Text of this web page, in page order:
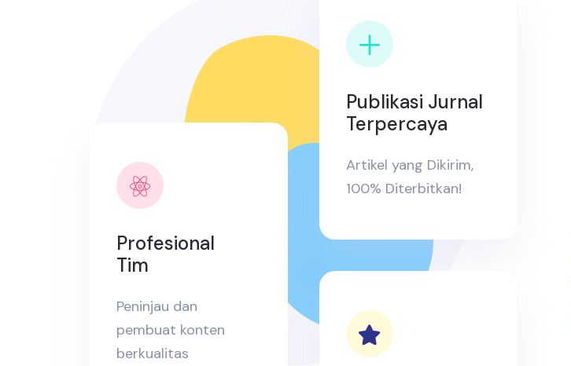
Profesional
Tim
Peninjau dan
pembuat konten
berkualitas
Publikasi Jurnal
Terpercaya
Artikel yang Dikirim,
100% Diterbitkan!